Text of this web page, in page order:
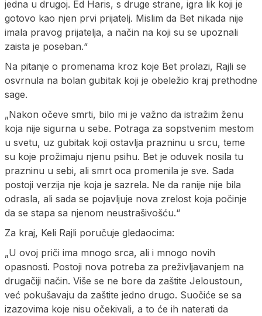
jedna u drugoj. Ed Haris, s druge strane, igra lik koji je
gotovo kao njen prvi prijatelj. Mislim da Bet nikada nije
imala pravog prijatelja, a način na koji su se upoznali
zaista je poseban.“
Na pitanje o promenama kroz koje Bet prolazi, Rajli se
osvrnula na bolan gubitak koji je obeležio kraj prethodne
sage.
„Nakon očeve smrti, bilo mi je važno da istražim ženu
koja nije sigurna u sebe. Potraga za sopstvenim mestom
u svetu, uz gubitak koji ostavlja prazninu u srcu, teme
su koje prožimaju njenu psihu. Bet je oduvek nosila tu
prazninu u sebi, ali smrt oca promenila je sve. Sada
postoji verzija nje koja je sazrela. Ne da ranije nije bila
odrasla, ali sada se pojavljuje nova zrelost koja počinje
da se stapa sa njenom neustrašivošću.“
Za kraj, Keli Rajli poručuje gledaocima:
„U ovoj priči ima mnogo srca, ali i mnogo novih
opasnosti. Postoji nova potreba za preživljavanjem na
drugačiji način. Više se ne bore da zaštite Jeloustoun,
već pokušavaju da zaštite jedno drugo. Suočiće se sa
izazovima koje nisu očekivali, a to će ih naterati da